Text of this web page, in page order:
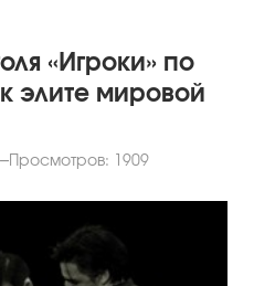
«Игроки» по
элите мировой
Просмотров: 1909